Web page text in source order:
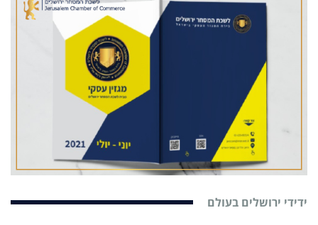
ידידי ירושלים בעולם